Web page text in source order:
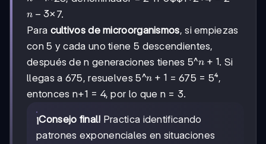
2^(n-
3)
n-
3
n − 3×7.
Para cultivos de microorganismos, si empiezas
con 5 y cada uno tiene 5 descendientes,
después de n generaciones tienes 5^n+1
n + 1. Si
llegas a 675, resuelves 5^n+1
n + 1 = 675 = 5⁴,
entonces n+1 = 4, por lo que n = 3.
¡Consejo final! Practica identificando
patrones exponenciales en situaciones